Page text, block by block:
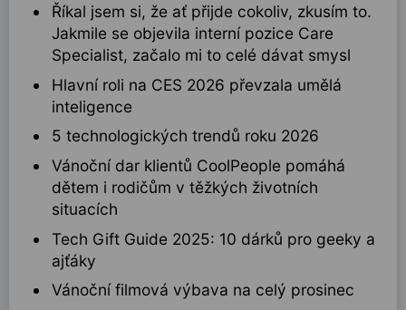
Říkal jsem si, že ať přijde cokoliv, zkusím to.
Jakmile se objevila interní pozice Care
Specialist, začalo mi to celé dávat smysl
Hlavní roli na CES 2026 převzala umělá
inteligence
5 technologických trendů roku 2026
Vánoční dar klientů CoolPeople pomáhá
dětem i rodičům v těžkých životních
situacích
Tech Gift Guide 2025: 10 dárků pro geeky a
ajťáky
Vánoční filmová výbava na celý prosinec